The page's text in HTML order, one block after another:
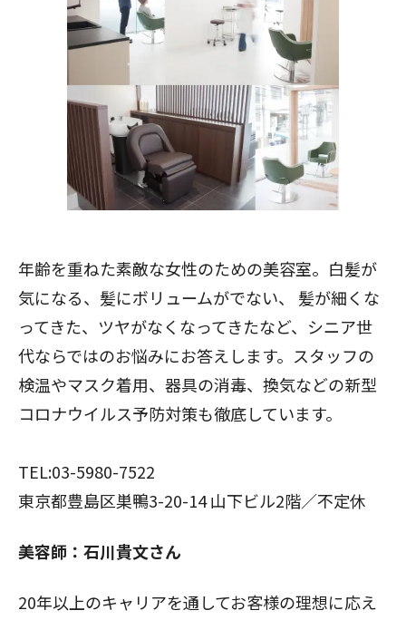
年齢を重ねた素敵な女性のための美容室。白髪が
気になる、髪にボリュームがでない、 髪が細くな
ってきた、ツヤがなくなってきたなど、シニア世
代ならではのお悩みにお答えします。スタッフの
検温やマスク着用、器具の消毒、換気などの新型
コロナウイルス予防対策も徹底しています。
TEL:03-5980-7522
東京都豊島区巣鴨3-20-14 山下ビル2階／不定休
美容師：石川貴文さん
20年以上のキャリアを通してお客様の理想に応え